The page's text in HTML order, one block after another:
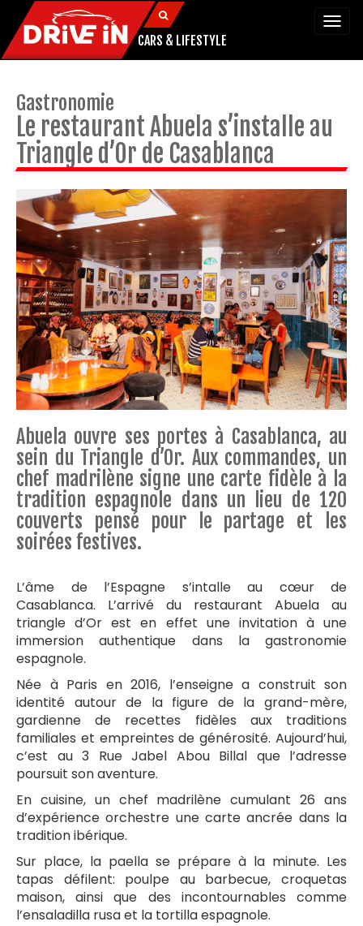
CARS & LIFESTYLE
Gastronomie
Le restaurant Abuela s’installe au
Triangle d’Or de Casablanca
Abuela ouvre ses portes à Casablanca, au
sein du Triangle d’Or. Aux commandes, un
chef madrilène signe une carte fidèle à la
tradition espagnole dans un lieu de 120
couverts pensé pour le partage et les
soirées festives.
L’âme de l’Espagne s’intalle au cœur de
Casablanca. L’arrivé du restaurant Abuela au
triangle d’Or est en effet une invitation à une
immersion authentique dans la gastronomie
espagnole.
Née à Paris en 2016, l’enseigne a construit son
identité autour de la figure de la grand-mère,
gardienne de recettes fidèles aux traditions
familiales et empreintes de générosité. Aujourd’hui,
c’est au 3 Rue Jabel Abou Billal que l’adresse
poursuit son aventure.
En cuisine, un chef madrilène cumulant 26 ans
d’expérience orchestre une carte ancrée dans la
tradition ibérique.
Sur place, la paella se prépare à la minute. Les
tapas défilent: poulpe au barbecue, croquetas
maison, ainsi que des incontournables comme
l’ensaladilla rusa et la tortilla espagnole.